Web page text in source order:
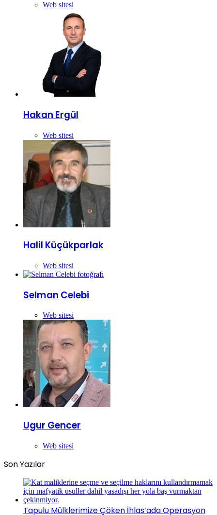
Web sitesi
Hakan Ergül
Web sitesi
Halil Küçükparlak
Web sitesi
Selman Celebi
Web sitesi
Ugur Gencer
Web sitesi
Son Yazılar
Tapulu Mülklerimize Çöken İhlas’ada Operasyon